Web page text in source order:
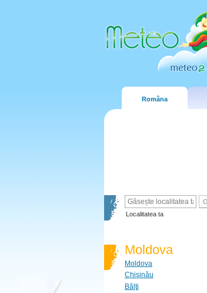
Româna
Localitatea ta
Moldova
Moldova
Chişinău
Bălţi